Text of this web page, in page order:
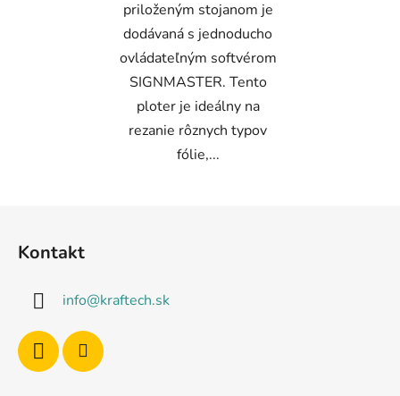
priloženým stojanom je
dodávaná s jednoducho
ovládateľným softvérom
SIGNMASTER. Tento
ploter je ideálny na
rezanie rôznych typov
fólie,...
Kontakt
info@kraftech.sk